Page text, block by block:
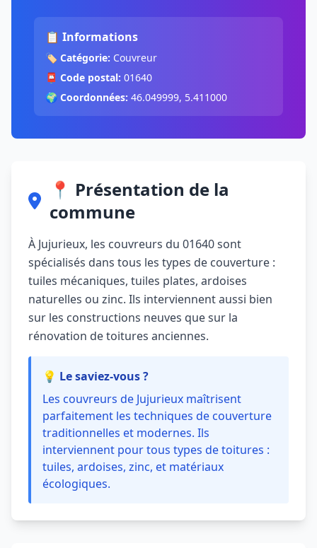
📋 Informations
🏷️ Catégorie: Couvreur
📮 Code postal: 01640
🌍 Coordonnées: 46.049999, 5.411000
📍 Présentation de la
commune
À Jujurieux, les couvreurs du 01640 sont
spécialisés dans tous les types de couverture :
tuiles mécaniques, tuiles plates, ardoises
naturelles ou zinc. Ils interviennent aussi bien
sur les constructions neuves que sur la
rénovation de toitures anciennes.
💡 Le saviez-vous ?
Les couvreurs de Jujurieux maîtrisent
parfaitement les techniques de couverture
traditionnelles et modernes. Ils
interviennent pour tous types de toitures :
tuiles, ardoises, zinc, et matériaux
écologiques.